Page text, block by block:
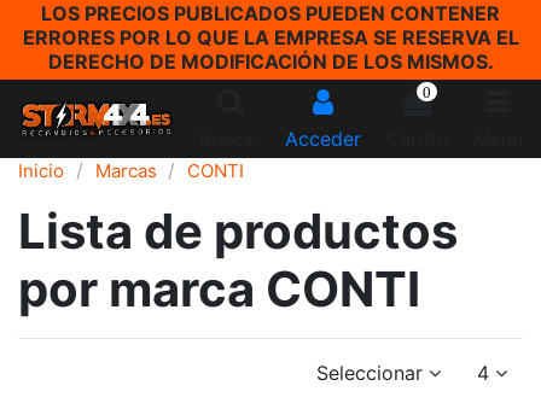
LOS PRECIOS PUBLICADOS PUEDEN CONTENER
ERRORES POR LO QUE LA EMPRESA SE RESERVA EL
DERECHO DE MODIFICACIÓN DE LOS MISMOS.
Acceder
0
Inicio Marcas CONTI
Lista de productos
por marca CONTI
Seleccionar 4